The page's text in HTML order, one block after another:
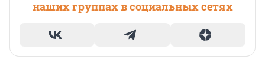
наших группах в социальных сетях